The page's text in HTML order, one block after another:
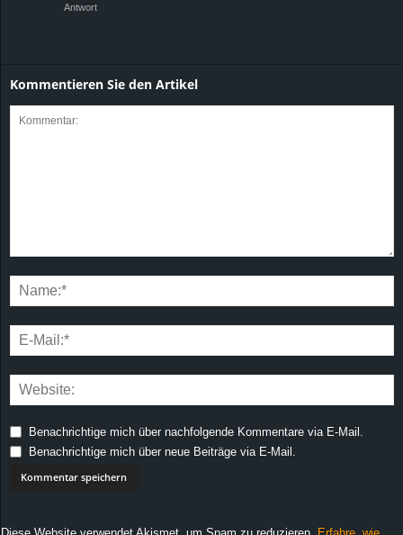
Antwort
Kommentieren Sie den Artikel
Benachrichtige mich über nachfolgende Kommentare via E-Mail.
Benachrichtige mich über neue Beiträge via E-Mail.